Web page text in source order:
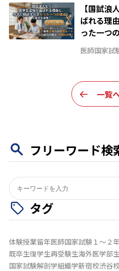
【国試浪
ばれる理
った一つ
医師国家試
一覧
フリーワード検
検
索:
タグ
体験授業留年医師国家試験１～２
既卒生復学生再受験生海外医学部
国家試験解剖学組織学新宿校渋谷